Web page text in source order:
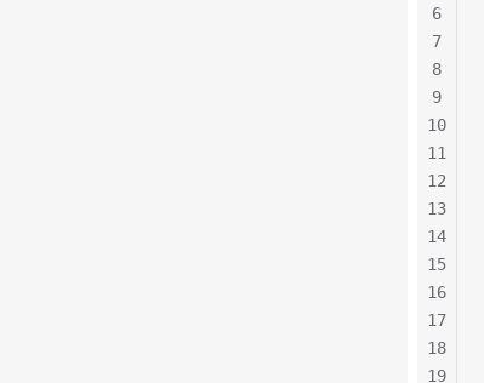
6
7
8
9
10
11
12
13
14
15
16
17
18
19